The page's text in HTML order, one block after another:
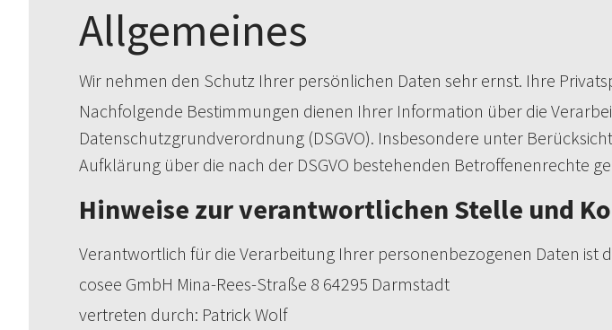
Allgemeines
Wir nehmen den Schutz Ihrer persönlichen Daten sehr ernst. Ihre
Nachfolgende Bestimmungen dienen Ihrer Information über die
Datenschutzgrundverordnung (DSGVO). Insbesondere unter
Aufklärung über die nach der DSGVO bestehenden Betroffenenrechte
Hinweise zur verantwortlichen Stelle und
Verantwortlich für die Verarbeitung Ihrer personenbezogenen Daten ist
cosee GmbH Mina-Rees-Straße 8 64295 Darmstadt
vertreten durch: Patrick Wolf